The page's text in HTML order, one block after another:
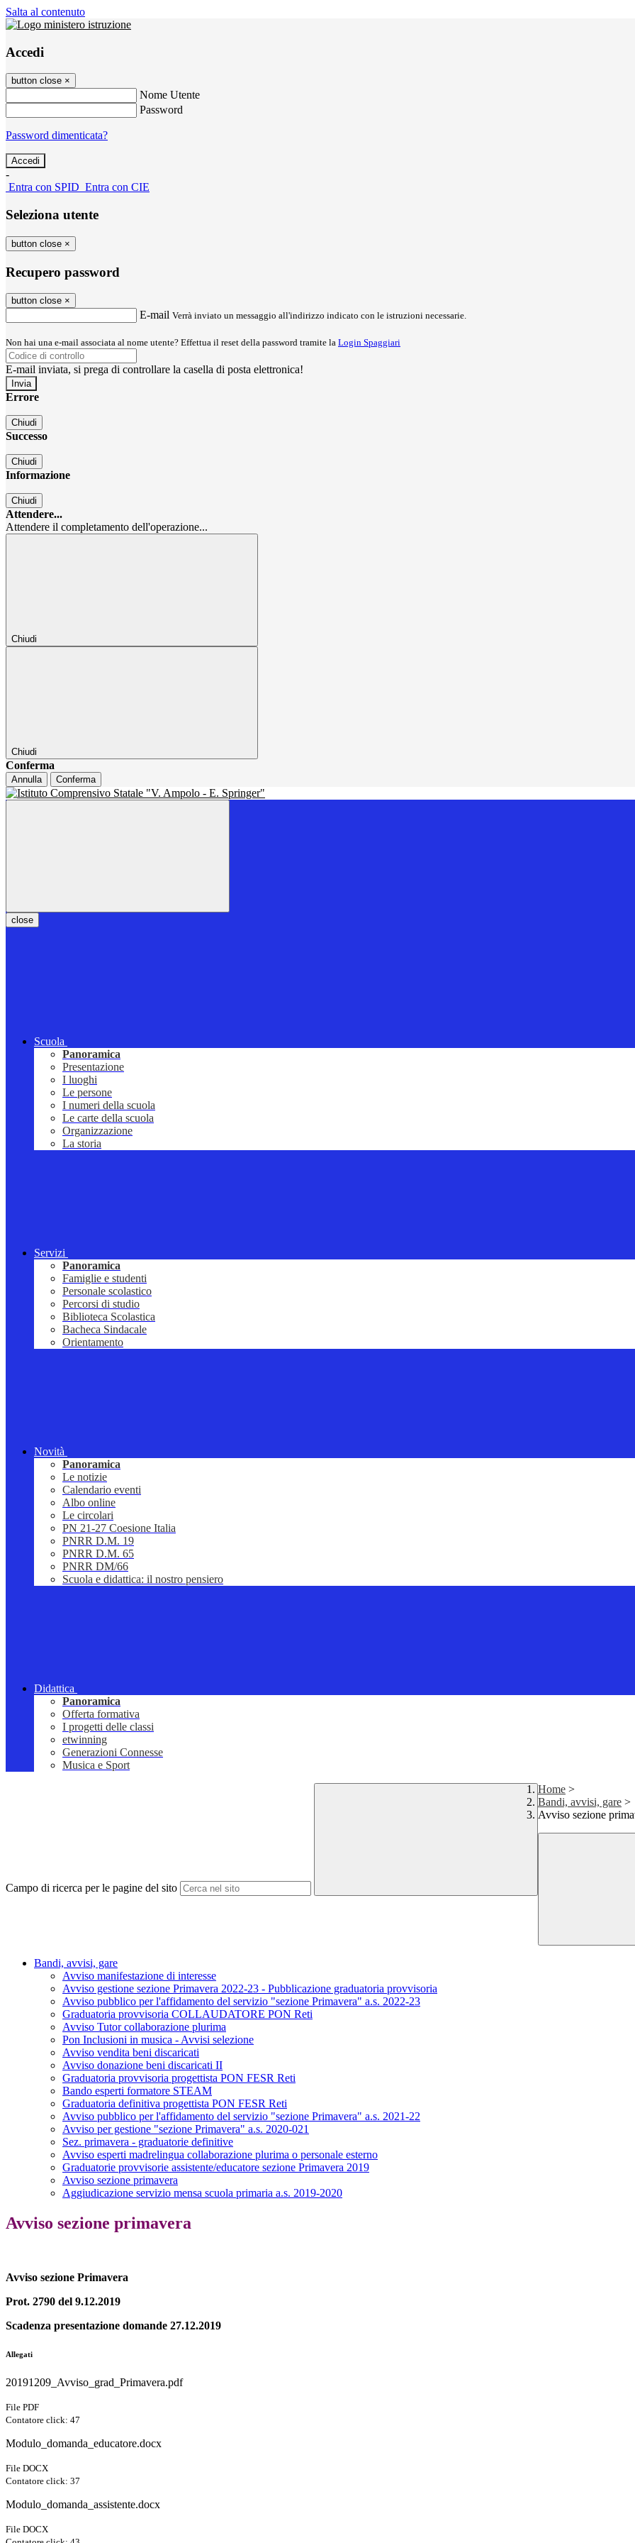
Salta al contenuto
Accedi
button close ×
Nome Utente
Password
Password dimenticata?
-
Entra con SPID Entra con CIE
Seleziona utente
button close ×
Recupero password
button close ×
E-mail Verrà inviato un messaggio all'indirizzo indicato con le istruzioni necessarie.
Non hai una e-mail associata al nome utente? Effettua il reset della password tramite la Login Spaggiari
E-mail inviata, si prega di controllare la casella di posta elettronica!
Errore
Chiudi
Successo
Chiudi
Informazione
Chiudi
Attendere...
Attendere il completamento dell'operazione...
Chiudi
Chiudi
Conferma
Annulla Conferma
close
Scuola
Panoramica
Presentazione
I luoghi
Le persone
I numeri della scuola
Le carte della scuola
Organizzazione
La storia
Servizi
Panoramica
Famiglie e studenti
Personale scolastico
Percorsi di studio
Biblioteca Scolastica
Bacheca Sindacale
Orientamento
Novità
Panoramica
Le notizie
Calendario eventi
Albo online
Le circolari
PN 21-27 Coesione Italia
PNRR D.M. 19
PNRR D.M. 65
PNRR DM/66
Scuola e didattica: il nostro pensiero
Didattica
Panoramica
Offerta formativa
I progetti delle classi
etwinning
Generazioni Connesse
Musica e Sport
Campo di ricerca per le pagine del sito
Home >
Bandi, avvisi, gare >
Avviso sezione
Bandi, avvisi, gare
Avviso manifestazione di interesse
Avviso gestione sezione Primavera 2022-23 - Pubblicazione graduatoria provvisoria
Avviso pubblico per l'affidamento del servizio "sezione Primavera" a.s. 2022-23
Graduatoria provvisoria COLLAUDATORE PON Reti
Avviso Tutor collaborazione plurima
Pon Inclusioni in musica - Avvisi selezione
Avviso vendita beni discaricati
Avviso donazione beni discaricati II
Graduatoria provvisoria progettista PON FESR Reti
Bando esperti formatore STEAM
Graduatoria definitiva progettista PON FESR Reti
Avviso pubblico per l'affidamento del servizio "sezione Primavera" a.s. 2021-22
Avviso per gestione "sezione Primavera" a.s. 2020-021
Sez. primavera - graduatorie definitive
Avviso esperti madrelingua collaborazione plurima o personale esterno
Graduatorie provvisorie assistente/educatore sezione Primavera 2019
Avviso sezione primavera
Aggiudicazione servizio mensa scuola primaria a.s. 2019-2020
Avviso sezione primavera
Avviso sezione Primavera
Prot. 2790 del 9.12.2019
Scadenza presentazione domande 27.12.2019
Allegati
20191209_Avviso_grad_Primavera.pdf
File PDF
Contatore click: 47
Modulo_domanda_educatore.docx
File DOCX
Contatore click: 37
Modulo_domanda_assistente.docx
File DOCX